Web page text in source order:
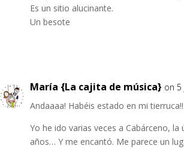
Es un sitio alucinante.
Un besote
María {La cajita de música} on 5
Andaaaa! Habéis estado en mi tierruca!!
Yo he ido varias veces a Cabárceno, la
años… Y me encantó. Me parece un